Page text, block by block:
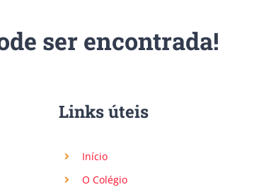
ser encontrada!
Links úteis
Início
O Colégio